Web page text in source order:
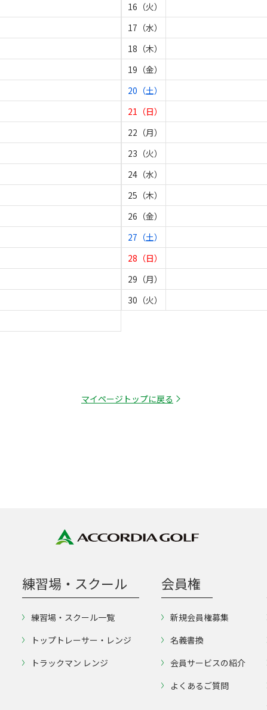
16（火）
17（水）
18（木）
19（金）
20（土）
21（日）
22（月）
23（火）
24（水）
25（木）
26（金）
27（土）
28（日）
29（月）
30（火）
マイページトップに戻る
練習場・スクール
練習場・スクール一覧
トップトレーサー・レンジ
トラックマン レンジ
会員権
新規会員権募集
名義書換
会員サービスの紹介
よくあるご質問